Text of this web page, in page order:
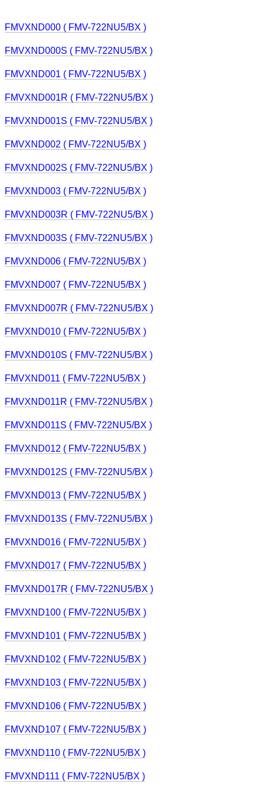
FMVXND000 ( FMV-722NU5/BX )
FMVXND000S ( FMV-722NU5/BX )
FMVXND001 ( FMV-722NU5/BX )
FMVXND001R ( FMV-722NU5/BX )
FMVXND001S ( FMV-722NU5/BX )
FMVXND002 ( FMV-722NU5/BX )
FMVXND002S ( FMV-722NU5/BX )
FMVXND003 ( FMV-722NU5/BX )
FMVXND003R ( FMV-722NU5/BX )
FMVXND003S ( FMV-722NU5/BX )
FMVXND006 ( FMV-722NU5/BX )
FMVXND007 ( FMV-722NU5/BX )
FMVXND007R ( FMV-722NU5/BX )
FMVXND010 ( FMV-722NU5/BX )
FMVXND010S ( FMV-722NU5/BX )
FMVXND011 ( FMV-722NU5/BX )
FMVXND011R ( FMV-722NU5/BX )
FMVXND011S ( FMV-722NU5/BX )
FMVXND012 ( FMV-722NU5/BX )
FMVXND012S ( FMV-722NU5/BX )
FMVXND013 ( FMV-722NU5/BX )
FMVXND013S ( FMV-722NU5/BX )
FMVXND016 ( FMV-722NU5/BX )
FMVXND017 ( FMV-722NU5/BX )
FMVXND017R ( FMV-722NU5/BX )
FMVXND100 ( FMV-722NU5/BX )
FMVXND101 ( FMV-722NU5/BX )
FMVXND102 ( FMV-722NU5/BX )
FMVXND103 ( FMV-722NU5/BX )
FMVXND106 ( FMV-722NU5/BX )
FMVXND107 ( FMV-722NU5/BX )
FMVXND110 ( FMV-722NU5/BX )
FMVXND111 ( FMV-722NU5/BX )